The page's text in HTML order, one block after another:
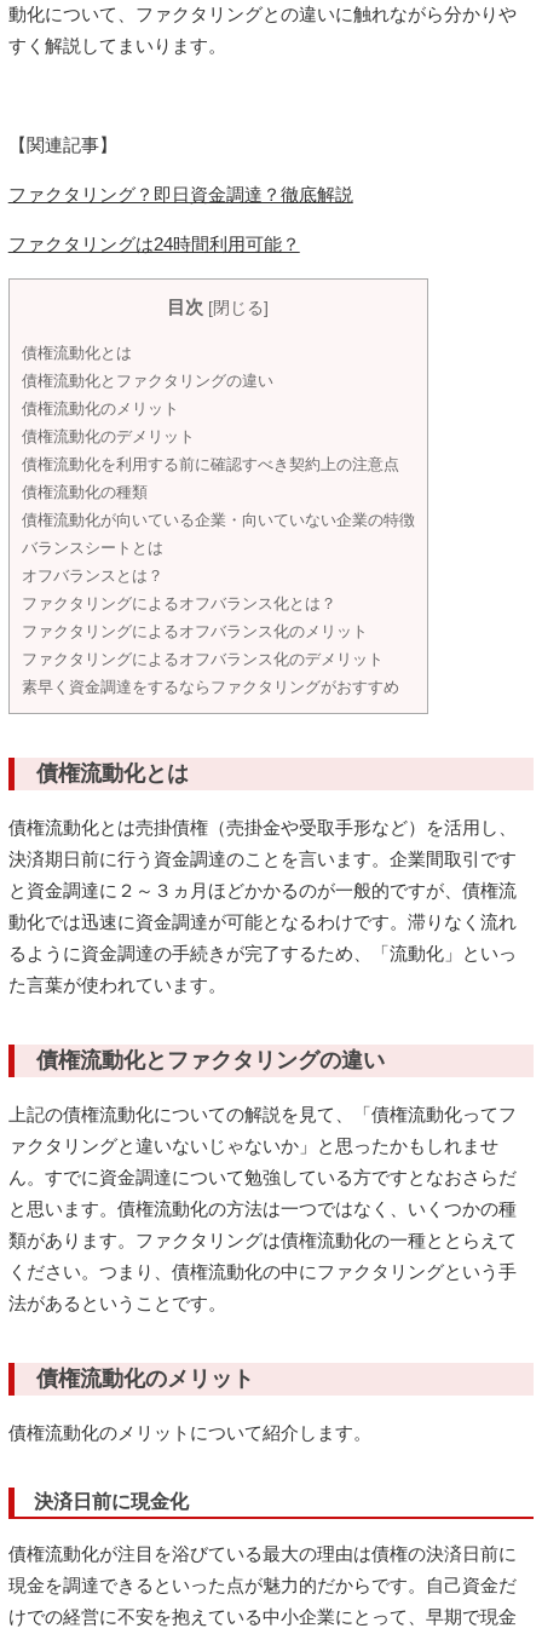
動化について、ファクタリングとの違いに触れながら分かりや
すく解説してまいります。
【関連記事】
ファクタリング？即日資金調達？徹底解説
ファクタリングは24時間利用可能？
目次 [閉じる]
債権流動化とは
債権流動化とファクタリングの違い
債権流動化のメリット
債権流動化のデメリット
債権流動化を利用する前に確認すべき契約上の注意点
債権流動化の種類
債権流動化が向いている企業・向いていない企業の特徴
バランスシートとは
オフバランスとは？
ファクタリングによるオフバランス化とは？
ファクタリングによるオフバランス化のメリット
ファクタリングによるオフバランス化のデメリット
素早く資金調達をするならファクタリングがおすすめ
債権流動化とは
債権流動化とは売掛債権（売掛金や受取手形など）を活用し、
決済期日前に行う資金調達のことを言います。企業間取引です
と資金調達に２～３ヵ月ほどかかるのが一般的ですが、債権流
動化では迅速に資金調達が可能となるわけです。滞りなく流れ
るように資金調達の手続きが完了するため、「流動化」といっ
た言葉が使われています。
債権流動化とファクタリングの違い
上記の債権流動化についての解説を見て、「債権流動化ってフ
ァクタリングと違いないじゃないか」と思ったかもしれませ
ん。すでに資金調達について勉強している方ですとなおさらだ
と思います。債権流動化の方法は一つではなく、いくつかの種
類があります。ファクタリングは債権流動化の一種ととらえて
ください。つまり、債権流動化の中にファクタリングという手
法があるということです。
債権流動化のメリット
債権流動化のメリットについて紹介します。
決済日前に現金化
債権流動化が注目を浴びている最大の理由は債権の決済日前に
現金を調達できるといった点が魅力的だからです。自己資金だ
けでの経営に不安を抱えている中小企業にとって、早期で現金